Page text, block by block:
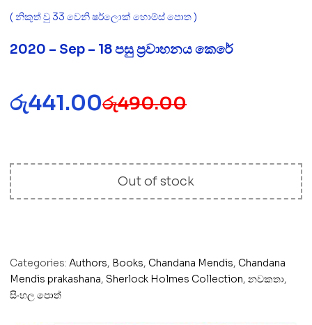
( නිකුත් වු 33 වෙනි ෂර්ලොක් හොම්ස් පොත )
2020 – Sep – 18 පසු ප්‍රවාහනය කෙරේ
රු490.00
රු441.00
Out of stock
Categories: Authors, Books, Chandana Mendis, Chandana
Mendis prakashana, Sherlock Holmes Collection, නවකතා,
සිංහල පොත්